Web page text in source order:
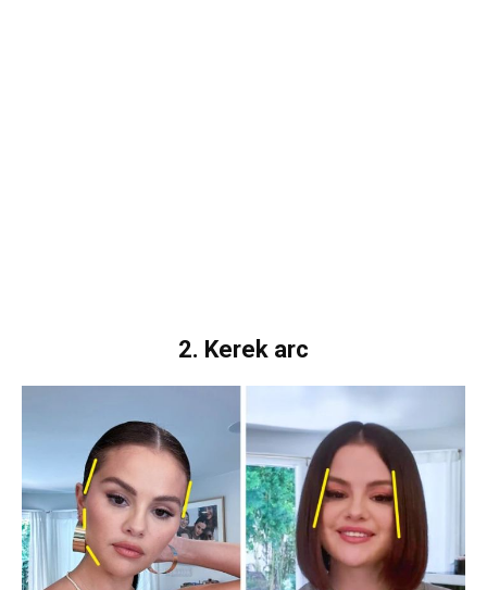
2. Kerek arc